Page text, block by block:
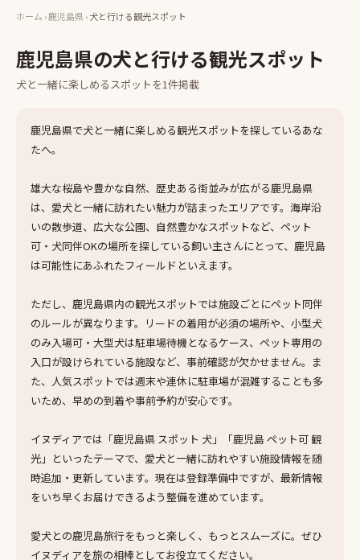
ホーム ›鹿児島県›犬と行ける観光スポット
鹿児島県の犬と行ける観光スポット
犬と一緒に楽しめるスポット を1件掲載
鹿児島県で犬と一緒に楽しめる観光スポットを探しているあな
たへ。
雄大な桜島や豊かな自然、歴史ある街並みが広がる鹿児島県
は、愛犬と一緒に訪れたい魅力が詰まったエリアです。海岸沿
いの散歩道、広大な公園、自然豊かなスポットなど、ペット
可・犬同伴OKの場所を探している飼い主さんにとって、鹿児島
は可能性にあふれたフィールドといえます。
ただし、鹿児島県内の観光スポットでは施設ごとにペット同伴
のルールが異なります。リードの着用が必須の場所や、小型犬
のみ入場可・大型犬は駐車場待機となるケース、ペット専用の
入口が設けられている施設など、事前確認が欠かせません。ま
た、人気スポットでは週末や連休に駐車場が混雑することも多
いため、早めの到着や事前予約が安心です。
イヌディアでは「鹿児島県 スポット 犬」「鹿児島 ペット可 観
光」といったテーマで、愛犬と一緒に訪れやすい施設情報を随
時追加・更新しています。現在は登録準備中ですが、最新情報
をいち早くお届けできるよう整備を進めています。
愛犬との鹿児島旅行をもっと楽しく、もっとスムーズに。ぜひ
イヌディアを旅の相棒としてお役立てください。